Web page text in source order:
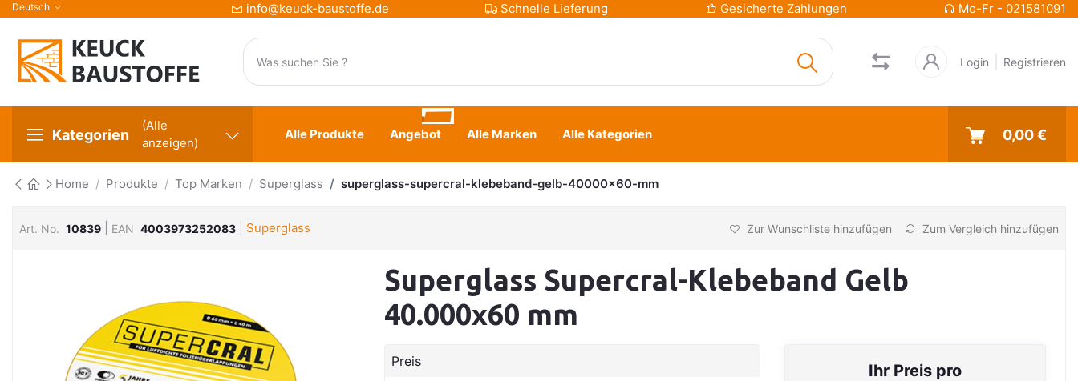
Deutsch info@keuck-baustoffe.de Schnelle Lieferung Gesicherte Zahlungen Mo-Fr - 021581091
Login Registrieren
Kategorien
(Alle
anzeigen)
Alle Produkte Angebot Alle Marken Alle Kategorien 0,00 €
Home Produkte Top Marken Superglass superglass-supercral-klebeband-gelb-40000x60-mm
Art. No. 10839 EAN 4003973252083 Superglass Zur Wunschliste hinzufügen Zum Vergleich hinzufügen
Superglass Supercral-Klebeband Gelb
40.000x60 mm
Preis Ihr Preis pro